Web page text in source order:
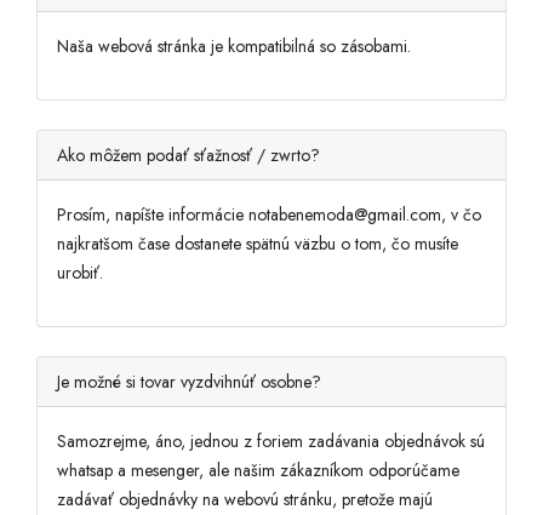
Naša webová stránka je kompatibilná so zásobami.
Ako môžem podať sťažnosť / zwrto?
Prosím, napíšte informácie notabenemoda@gmail.com, v čo
najkratšom čase dostanete spätnú väzbu o tom, čo musíte
urobiť.
Je možné si tovar vyzdvihnúť osobne?
Samozrejme, áno, jednou z foriem zadávania objednávok sú
whatsap a mesenger, ale našim zákazníkom odporúčame
zadávať objednávky na webovú stránku, pretože majú